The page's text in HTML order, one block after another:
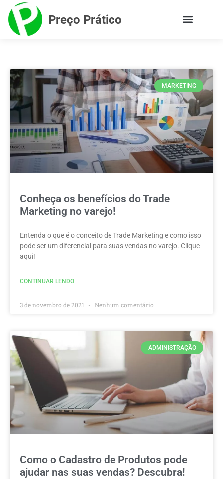
Preço Prático
MARKETING
Conheça os benefícios do Trade
Marketing no varejo!
Entenda o que é o conceito de Trade Marketing e como isso
pode ser um diferencial para suas vendas no varejo. Clique
aqui!
CONTINUAR LENDO
3 de novembro de 2021 Nenhum comentário
ADMINISTRAÇÃO
Como o Cadastro de Produtos pode
ajudar nas suas vendas? Descubra!